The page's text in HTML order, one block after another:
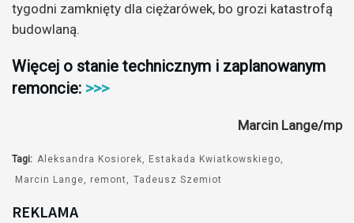
tygodni zamknięty dla ciężarówek, bo grozi katastrofą
budowlaną.
Więcej o stanie technicznym i zaplanowanym
remoncie: >>>
Marcin Lange/mp
Tagi: Aleksandra Kosiorek
Estakada Kwiatkowskiego
Marcin Lange
remont Tadeusz Szemiot
REKLAMA